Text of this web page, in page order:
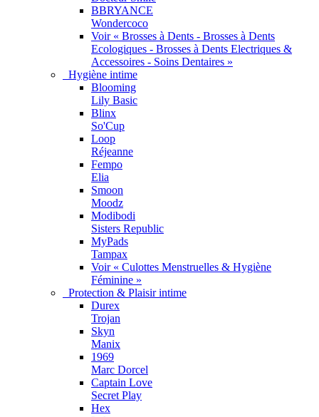
BBRYANCE
Wondercoco
Voir « Brosses à Dents - Brosses à Dents
Ecologiques - Brosses à Dents Electriques &
Accessoires - Soins Dentaires »
Hygiène intime
Blooming
Lily Basic
Blinx
So'Cup
Loop
Réjeanne
Fempo
Elia
Smoon
Moodz
Modibodi
Sisters Republic
MyPads
Tampax
Voir « Culottes Menstruelles & Hygiène
Féminine »
Protection & Plaisir intime
Durex
Trojan
Skyn
Manix
1969
Marc Dorcel
Captain Love
Secret Play
Hex